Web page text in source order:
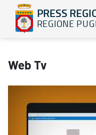
PRESS
REGIONE
Web Tv